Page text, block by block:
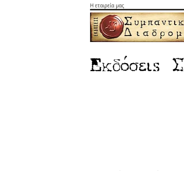
Η εταιρεία μας
Eκδόσειs Σ